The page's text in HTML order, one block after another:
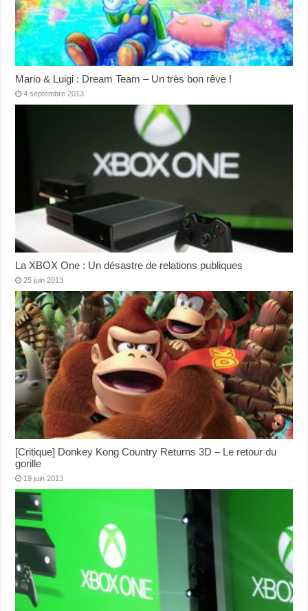
Mario & Luigi : Dream Team – Un très bon rêve !
4 septembre 2013
La XBOX One : Un désastre de relations publiques
25 juin 2013
[Critique] Donkey Kong Country Returns 3D – Le retour du
gorille
19 juin 2013